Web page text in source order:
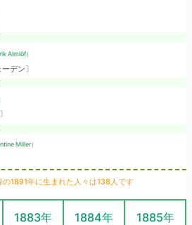
Almlöf）
デン〕
Miller）
1891年に生まれた人々は138人です
1883年 1884年 1885年